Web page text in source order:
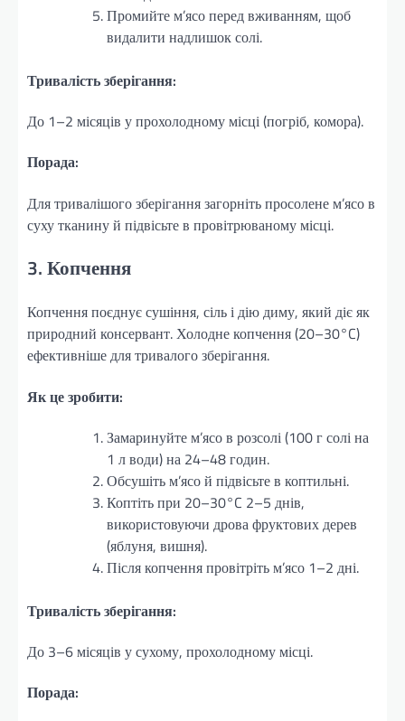
Промийте м’ясо перед вживанням, щоб
видалити надлишок солі.
Тривалість зберігання:
До 1–2 місяців у прохолодному місці (погріб, комора).
Порада:
Для тривалішого зберігання загорніть просолене м’ясо в
суху тканину й підвісьте в провітрюваному місці.
3. Копчення
Копчення поєднує сушіння, сіль і дію диму, який діє як
природний консервант. Холодне копчення (20–30°C)
ефективніше для тривалого зберігання.
Як це зробити:
Замаринуйте м’ясо в розсолі (100 г солі на
1 л води) на 24–48 годин.
Обсушіть м’ясо й підвісьте в коптильні.
Коптіть при 20–30°C 2–5 днів,
використовуючи дрова фруктових дерев
(яблуня, вишня).
Після копчення провітріть м’ясо 1–2 дні.
Тривалість зберігання:
До 3–6 місяців у сухому, прохолодному місці.
Порада: